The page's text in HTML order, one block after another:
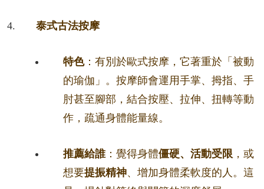
泰式古法按摩
特色：有別於歐式按摩，它著重於「被動
的瑜伽」。按摩師會運用手掌、拇指、手
肘甚至腳部，結合按壓、拉伸、扭轉等動
作，疏通身體能量線。
推薦給誰 ：覺得身體僵硬、活動受限 ，或
想要提振精神、增加身體柔軟度的人。這